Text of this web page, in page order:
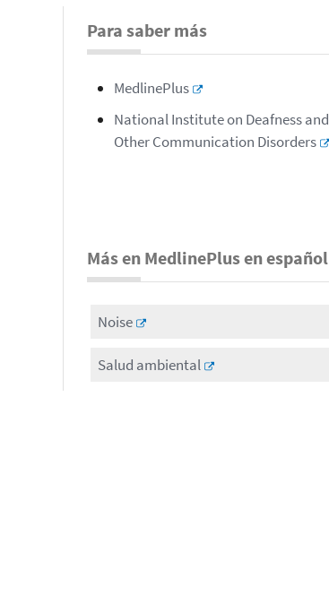
Para saber más
MedlinePlus
National Institute on Deafness and
Other Communication Disorders
Más en MedlinePlus en español
Noise
Salud ambiental